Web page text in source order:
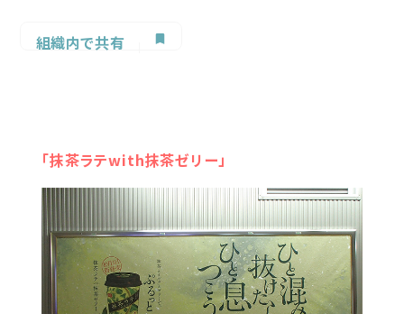
組織内で共有
「抹茶ラテwith抹茶ゼリー」